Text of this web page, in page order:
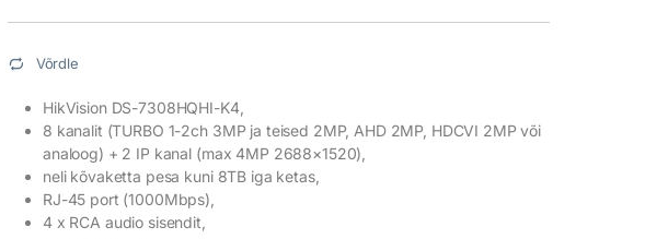
Võrdle
HikVision DS-7308HQHI-K4,
8 kanalit (TURBO 1-2ch 3MP ja teised 2MP, AHD 2MP, HDCVI 2MP või
analoog) + 2 IP kanal (max 4MP 2688×1520),
neli kõvaketta pesa kuni 8TB iga ketas,
RJ-45 port (1000Mbps),
4 x RCA audio sisendit,